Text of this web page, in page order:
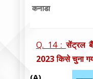
कनाडा
Q. 14 :सेंट्रल
2023 किसे चुना